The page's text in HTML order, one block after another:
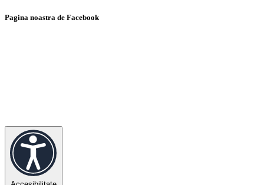
Pagina noastra de Facebook